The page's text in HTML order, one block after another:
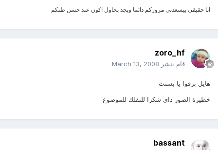
انا حقيقى بيسعدنى مروركم دائما وبجد بحاول اكون عند حسن ظنكم
zoro_hf
قام بنشر March 13, 2008
هايل برفوا يا بسنت
خطيرة الصور داى شكرا للنقلك للموضوع
bassant